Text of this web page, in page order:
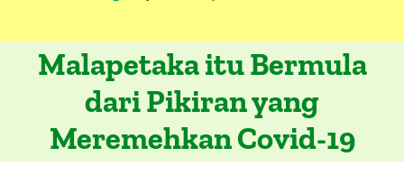
Catatan
Artikel
Visualisasi
Malapetaka itu Bermula
dari Pikiran yang
Meremehkan Covid-19